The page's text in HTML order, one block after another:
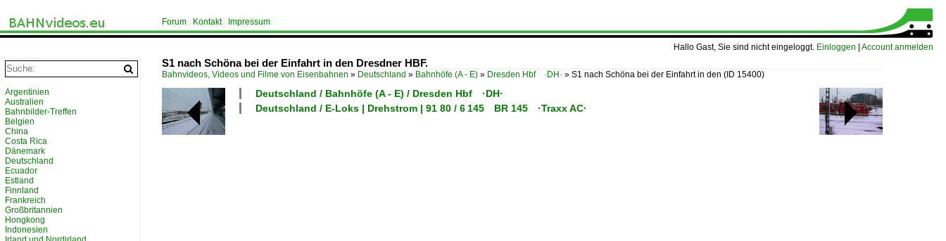
Hallo Gast, Sie sind nicht eingeloggt. Einloggen Account anmelden
Forum Kontakt Impressum
S1 nach Schöna bei der Einfahrt in den Dresdner HBF.
Bahnvideos, Videos und Filme von Eisenbahnen » Deutschland » Bahnhöfe (A - E) » Dresden Hbf ·DH· » S1 nach Schöna bei der Einfahrt in den (ID 15400)
Deutschland / Bahnhöfe (A - E) / Dresden Hbf ·DH·
Deutschland / E-Loks | Drehstrom | 91 80 / 6 145 BR 145 ·Traxx AC·
Argentinien
Australien
Bahnbilder-Treffen
Belgien
China
Costa Rica
Dänemark
Deutschland
Ecuador
Estland
Finnland
Frankreich
Großbritannien
Hongkong
Indonesien